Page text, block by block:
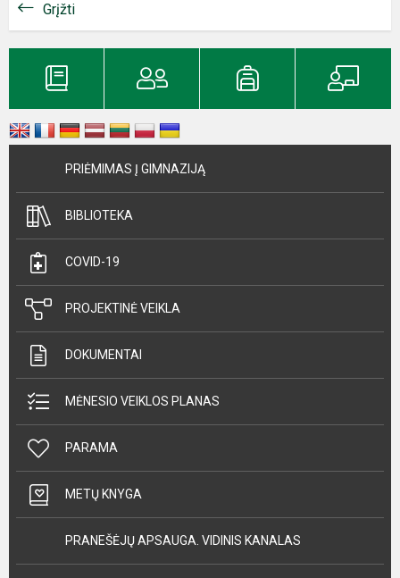
Grįžti
PRIĖMIMAS Į GIMNAZIJĄ
BIBLIOTEKA
COVID-19
PROJEKTINĖ VEIKLA
DOKUMENTAI
MĖNESIO VEIKLOS PLANAS
PARAMA
METŲ KNYGA
PRANEŠĖJŲ APSAUGA. VIDINIS KANALAS